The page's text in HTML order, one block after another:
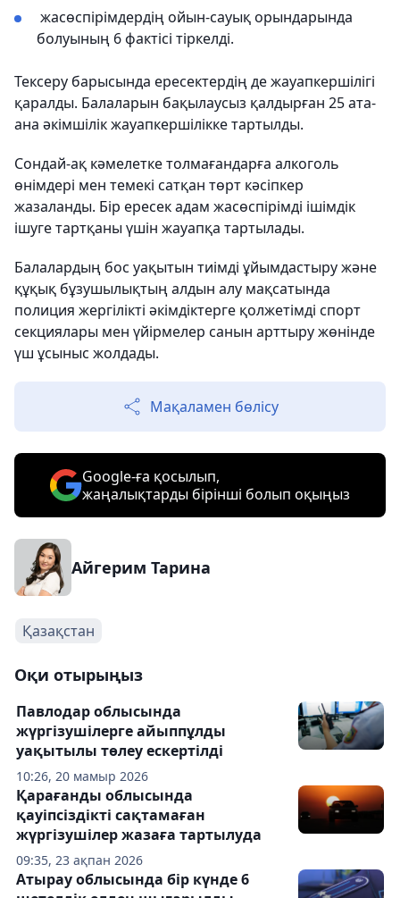
жасөспірімдердің ойын-сауық орындарында
болуының 6 фактісі тіркелді.
Тексеру барысында ересектердің де жауапкершілігі
қаралды. Балаларын бақылаусыз қалдырған 25 ата-
ана әкімшілік жауапкершілікке тартылды.
Сондай-ақ кәмелетке толмағандарға алкоголь
өнімдері мен темекі сатқан төрт кәсіпкер
жазаланды. Бір ересек адам жасөспірімді ішімдік
ішуге тартқаны үшін жауапқа тартылады.
Балалардың бос уақытын тиімді ұйымдастыру және
құқық бұзушылықтың алдын алу мақсатында
полиция жергілікті әкімдіктерге қолжетімді спорт
секциялары мен үйірмелер санын арттыру жөнінде
үш ұсыныс жолдады.
Мақаламен бөлісу
Google-ға қосылып,
жаңалықтарды бірінші болып оқыңыз
Айгерим Тарина
Қазақстан
Оқи отырыңыз
10:26, 20 мамыр 2026
Павлодар облысында
жүргізушілерге айыппұлды
уақытылы төлеу ескертілді
09:35, 23 ақпан 2026
Қарағанды облысында
қауіпсіздікті сақтамаған
жүргізушілер жазаға тартылуда
Атырау облысында бір күнде 6